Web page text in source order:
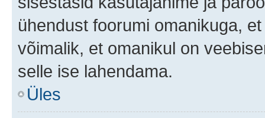
ühendust foorumi omanikuga,
võimalik, et omanikul on
selle ise lahendama.
Üles